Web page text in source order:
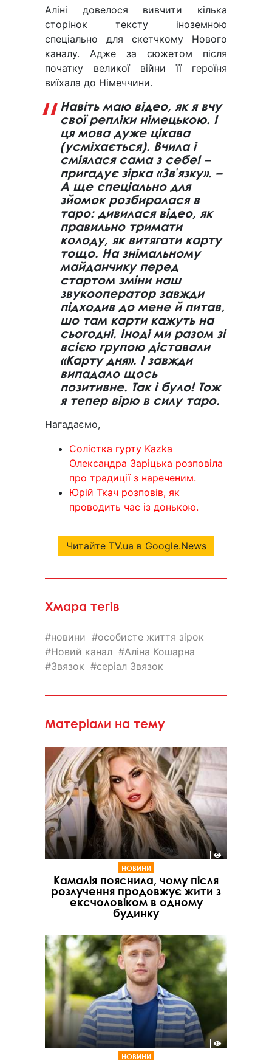
Аліні довелося вивчити кілька
сторінок тексту іноземною
спеціально для скетчкому Нового
каналу. Адже за сюжетом після
початку великої війни її героїня
виїхала до Німеччини.
Навіть маю відео, як я вчу
свої репліки німецькою. І
ця мова дуже цікава
(усміхається). Вчила і
сміялася сама з себе! –
пригадує зірка «Звʼязку». –
А ще спеціально для
зйомок розбиралася в
таро: дивилася відео, як
правильно тримати
колоду, як витягати карту
тощо. На знімальному
майданчику перед
стартом зміни наш
звукооператор завжди
підходив до мене й питав,
шо там карти кажуть на
сьогодні. Іноді ми разом зі
всією групою діставали
«Карту дня». І завжди
випадало щось
позитивне. Так і було! Тож
я тепер вірю в силу таро.
Нагадаємо,
Солістка гурту Kazka
Олександра Заріцька розповіла
про традиції з нареченим.
Юрій Ткач розповів, як
проводить час із донькою.
Читайте TV.ua в Google.News
Хмара тегів
новини
особисте життя зірок
Новий канал
Аліна Кошарна
Звязок
серіал Звязок
Матеріали на тему
НОВИНИ
Камалія пояснила, чому після
розлучення продовжує жити з
ексчоловіком в одному
будинку
НОВИНИ